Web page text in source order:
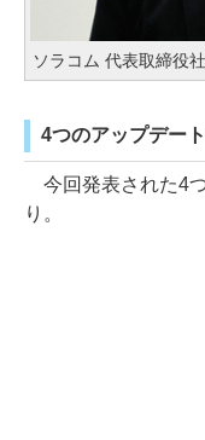
ソラコム 代表取締役
4つのアップデー
今回発表された4
り。